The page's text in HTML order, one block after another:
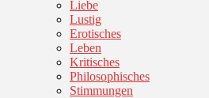
Liebe
Lustig
Erotisches
Leben
Kritisches
Philosophisches
Stimmungen